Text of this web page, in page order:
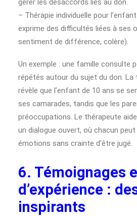
gérer les désaccords liés au don.
– Thérapie individuelle pour
exprime des difficultés liées à ses
sentiment de différence, colère).
Un exemple : une famille consulte
répétés autour du sujet du don. La
révèle que l’enfant de 10 ans se
ses camarades, tandis que les
préoccupations. Le thérapeute
un dialogue ouvert, où chacun
émotions sans crainte d’être jugé.
6. Témoignages
d’expérience :
inspirants